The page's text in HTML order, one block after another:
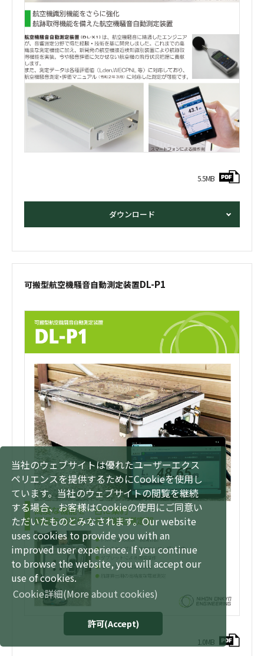
当社のウェブサイトは優れたユーザーエクス
ペリエンスを提供するためにCookieを使用し
ています。当社のウェブサイトの閲覧を継続
する場合、お客様はCookieの使用にご同意い
ただいたものとみなされます。Our website
uses cookies to provide you with an
improved user experience. If you continue
to browse the website, you will accept our
use of cookies.
Cookie詳細(More about cookies)
許可(Accept)
5.5MB
ダウンロード
可搬型航空機騒音自動測定装置DL-P1
1.0MB